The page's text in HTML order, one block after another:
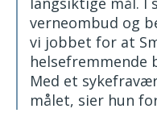
verneombud og
vi jobbet for at
helsefremmende
Med et
målet, sier hun